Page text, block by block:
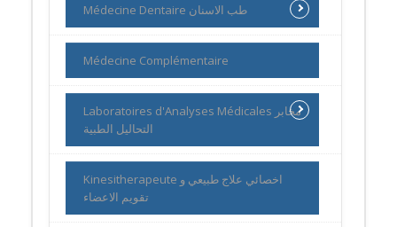
Médecine Dentaire طب الاسنان
Médecine Complémentaire
Laboratoires d'Analyses Médicales مخابر
التحاليل الطبية
Kinesitherapeute اخصائي علاج طبيعي و
تقويم الاعضاء